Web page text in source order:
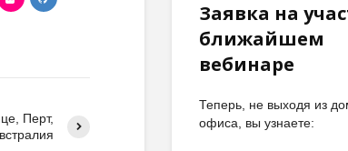
Перт,
Заявка на
ближайшем
вебинаре
Теперь, не выходя из
офиса, вы узнаете: